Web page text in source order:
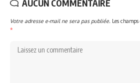
AUCUN COMMENTAIRE
Votre adresse e-mail ne sera pas publiée. Les
*